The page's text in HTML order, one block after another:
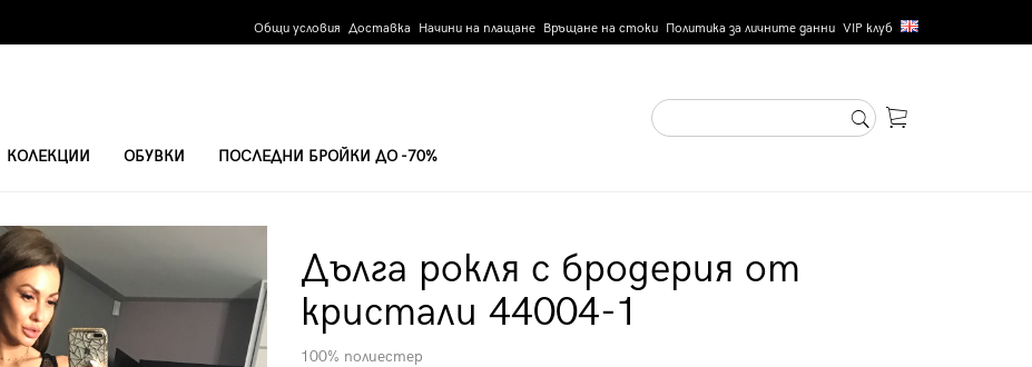
Общи условия Доставка Начини на плащане Връщане на стоки Политика за личните данни VIP клуб
КОЛЕКЦИИ ОБУВКИ ПОСЛЕДНИ БРОЙКИ ДО -70%
Дълга рокля с бродерия от
кристали 44004-1
100% полиестер